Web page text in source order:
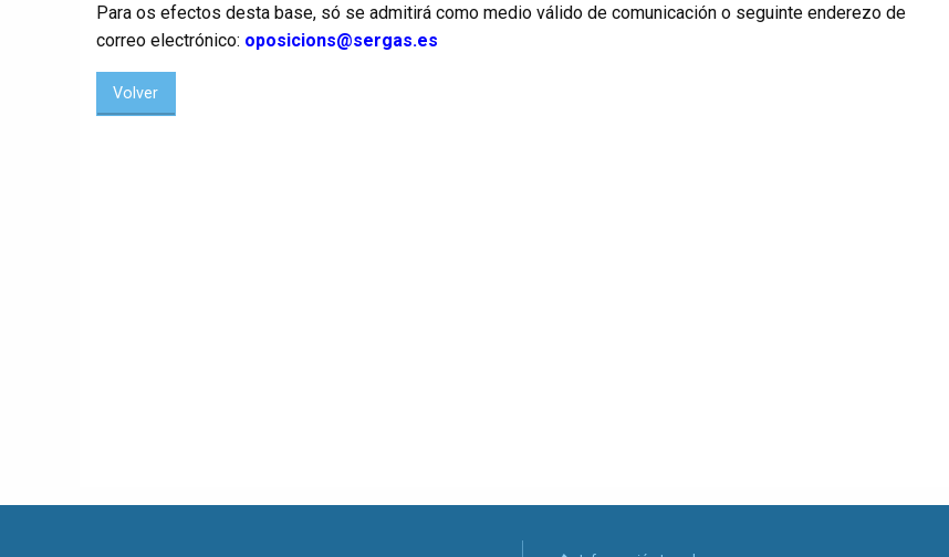
Para os efectos desta base, só se admitirá como medio válido de comunicación o seguinte enderezo de
correo electrónico: oposicions@sergas.es
Volver